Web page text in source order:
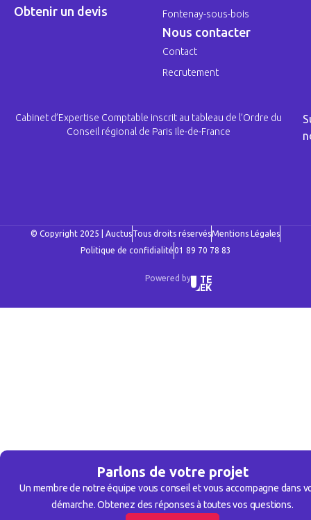
Parlons de votre projet
Un membre de notre équipe vous conseil et vous accompagne dans
démarche. Obtenez des réponses à toutes vos questions.
Obtenir un devis
Fontenay-sous-bois
Nous contacter
Contact
Recrutement
Cabinet d’Expertise Comptable inscrit au tableau de l’Ordre du
Conseil régional de Paris Ile-de-France
© Copyright 2025 | AuctusTous droits réservésMentions Légales
Politique de confidialité01 89 70 78 83
Powered by